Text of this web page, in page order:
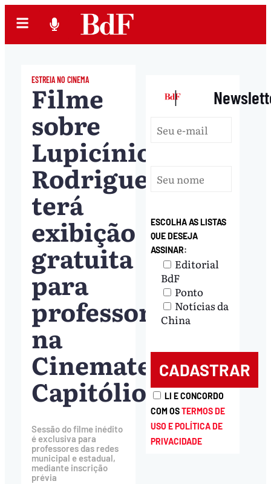
ESTREIA NO CINEMA
Filme
sobre
Lupicínio
Rodrigues
terá
exibição
gratuita
para
professores
na
Cinemateca
Capitólio
Sessão do filme inédito
é exclusiva para
professores das redes
municipal e estadual,
mediante inscrição
prévia
|
ESCOLHA AS LISTAS
QUE DESEJA
ASSINAR:
Editorial
BdF
Ponto
Notícias da
China
LI E CONCORDO
COM OSTERMOS DE
USO E POLÍTICA DE
PRIVACIDADE